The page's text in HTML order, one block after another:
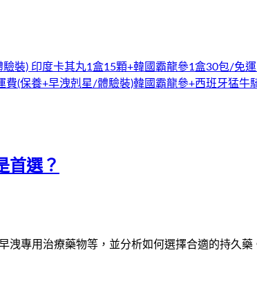
裝) 印度卡其丸1盒15顆+韓國霸龍參1盒30包/免
費(保養+早洩剋星/體驗裝)韓國霸龍參+西班牙猛牛
首選？
專用治療藥物等，並分析如何選擇合適的持久